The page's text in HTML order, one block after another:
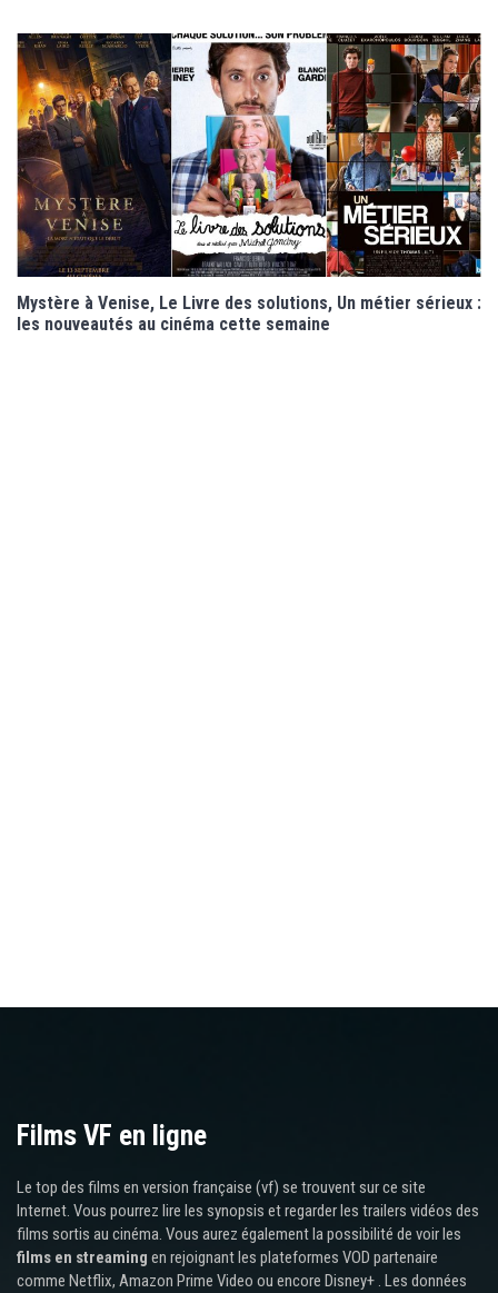
Mystère à Venise, Le Livre des solutions, Un métier sérieux :
les nouveautés au cinéma cette semaine
Films VF en ligne
Le top des films en version française (vf) se trouvent sur ce site
Internet. Vous pourrez lire les synopsis et regarder les trailers vidéos des
films sortis au cinéma. Vous aurez également la possibilité de voir les
films en streaming en rejoignant les plateformes VOD partenaire
comme Netflix, Amazon Prime Video ou encore Disney+ . Les données